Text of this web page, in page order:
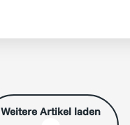
Weitere Artikel laden